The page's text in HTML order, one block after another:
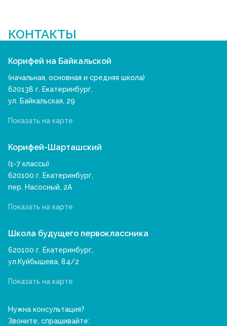
КОНТАКТЫ
Корифей на Байкальской
(начальная, основная и средняя школа)
620138 г. Екатеринбург,
ул. Байкальская, 29
Показать на карте
Корифей-Шарташский
(1-7 классы)
620100 г. Екатеринбург,
пер. Насосный, 2А
Показать на карте
Школа будущего первоклассника
620100 г. Екатеринбург,
ул.Куйбышева, 84/2
Показать на карте
Нужна консультация?
Звоните, спрашивайте: